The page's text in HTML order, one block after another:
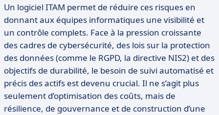
Un logiciel ITAM permet de réduire ces risques en
donnant aux équipes informatiques une visibilité et
un contrôle complets. Face à la pression croissante
des cadres de cybersécurité, des lois sur la protection
des données (comme le RGPD, la directive NIS2) et des
objectifs de durabilité, le besoin de suivi automatisé et
précis des actifs est devenu crucial. Il ne s’agit plus
seulement d’optimisation des coûts, mais de
résilience, de gouvernance et de construction d’une